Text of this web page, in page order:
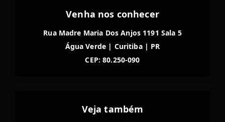
Venha nos conhecer
Rua Madre Maria Dos Anjos 1191 Sala 5
Água Verde | Curitiba | PR
CEP: 80.250-090
Veja também